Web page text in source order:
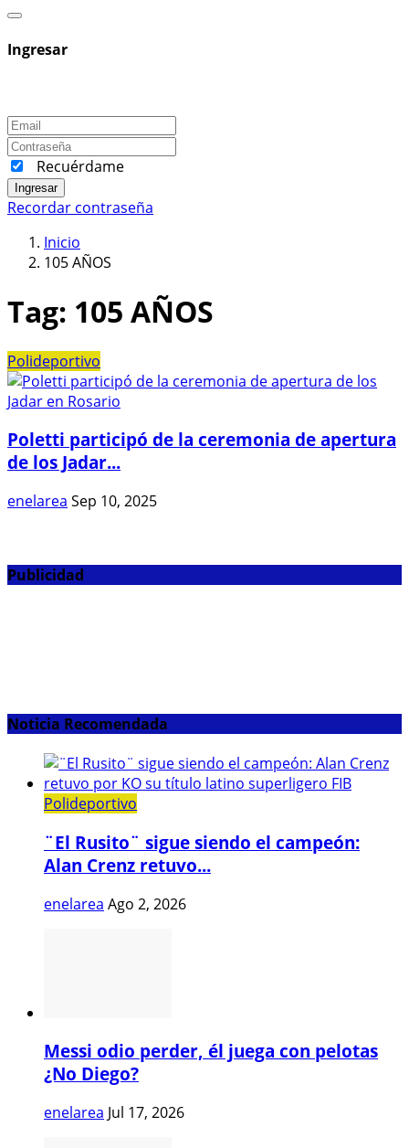
Ingresar
Recuérdame
Ingresar
Recordar contraseña
Inicio
105 AÑOS
Tag: 105 AÑOS
Polideportivo
Poletti participó de la ceremonia de apertura
de los Jadar...
enelarea Sep 10, 2025
Publicidad
Noticia Recomendada
Polideportivo
¨El Rusito¨ sigue siendo el campeón:
Alan Crenz retuvo...
enelarea Ago 2, 2026
Messi odio perder, él juega con pelotas
¿No Diego?
enelarea Jul 17, 2026